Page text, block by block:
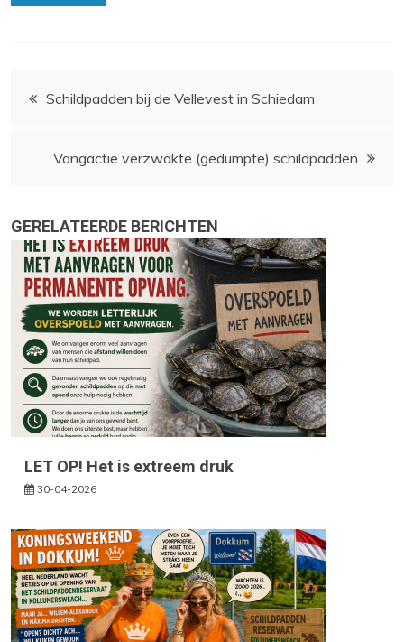
Bericht
Schildpadden bij de Vellevest in Schiedam
Vangactie verzwakte (gedumpte) schildpadden
GERELATEERDE BERICHTEN
LET OP! Het is extreem druk
30-04-2026